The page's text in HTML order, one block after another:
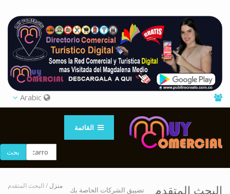
القائمة
بحث
البحث المتقدم تضييق الشركات الخاصة بك منزل / البحث المتقدم